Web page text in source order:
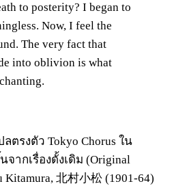
to posterity? I began to
Now, I feel the
The very fact that
into oblivion is what
ตรงตัว Tokyo Chorus ใน
ากเรื่องดั้งเดิม (Original
Kitamura, 北村小松 (1901-64)